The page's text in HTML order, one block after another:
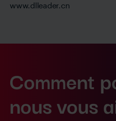
www.dlleader.cn
Comment
nous vous